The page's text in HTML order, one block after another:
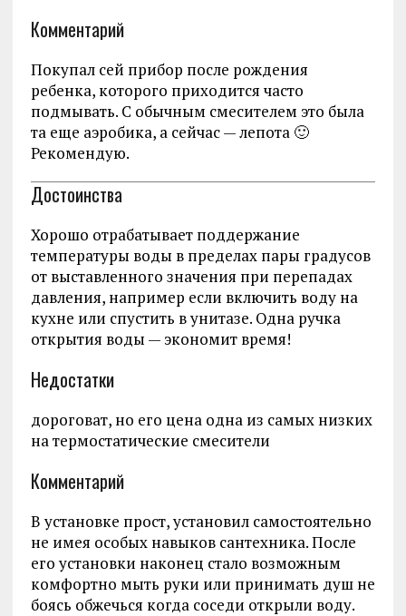
Комментарий
Покупал сей прибор после рождения
ребенка, которого приходится часто
подмывать. С обычным смесителем это была
та еще аэробика, а сейчас — лепота 🙂
Рекомендую.
Достоинства
Хорошо отрабатывает поддержание
температуры воды в пределах пары градусов
от выставленного значения при перепадах
давления, например если включить воду на
кухне или спустить в унитазе. Одна ручка
открытия воды — экономит время!
Недостатки
дороговат, но его цена одна из самых низких
на термостатические смесители
Комментарий
В установке прост, установил самостоятельно
не имея особых навыков сантехника. После
его установки наконец стало возможным
комфортно мыть руки или принимать душ не
боясь обжечься когда соседи открыли воду.